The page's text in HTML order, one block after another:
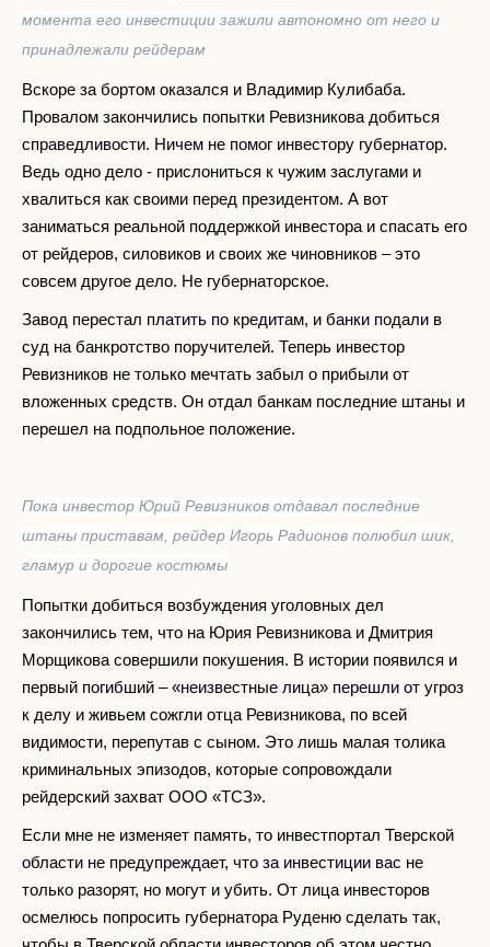
момента его инвестиции зажили автономно от него и
принадлежали рейдерам
Вскоре за бортом оказался и Владимир Кулибаба.
Провалом закончились попытки Ревизникова добиться
справедливости. Ничем не помог инвестору губернатор.
Ведь одно дело - прислониться к чужим заслугами и
хвалиться как своими перед президентом. А вот
заниматься реальной поддержкой инвестора и спасать его
от рейдеров, силовиков и своих же чиновников – это
совсем другое дело. Не губернаторское.
Завод перестал платить по кредитам, и банки подали в
суд на банкротство поручителей. Теперь инвестор
Ревизников не только мечтать забыл о прибыли от
вложенных средств. Он отдал банкам последние штаны и
перешел на подпольное положение.
Пока инвестор Юрий Ревизников отдавал последние
штаны приставам, рейдер Игорь Радионов полюбил шик,
гламур и дорогие костюмы
Попытки добиться возбуждения уголовных дел
закончились тем, что на Юрия Ревизникова и Дмитрия
Морщикова совершили покушения. В истории появился и
первый погибший – «неизвестные лица» перешли от угроз
к делу и живьем сожгли отца Ревизникова, по всей
видимости, перепутав с сыном. Это лишь малая толика
криминальных эпизодов, которые сопровождали
рейдерский захват ООО «ТСЗ».
Если мне не изменяет память, то инвестпортал Тверской
области не предупреждает, что за инвестиции вас не
только разорят, но могут и убить. От лица инвесторов
осмелюсь попросить губернатора Руденю сделать так,